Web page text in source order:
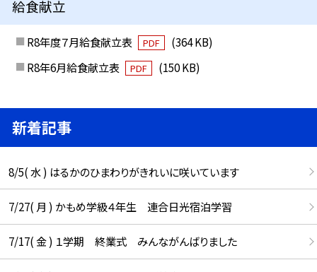
給食献立
R8年度７月給食献立表 PDF
(364 KB)
R8年6月給食献立表
PDF (150 KB)
新着記事
8/5( 水 ) はるかのひまわりがきれいに咲いています
7/27( 月 ) かもめ学級４年生 連合日光宿泊学習
7/17( 金 ) １学期 終業式 みんながんばりました